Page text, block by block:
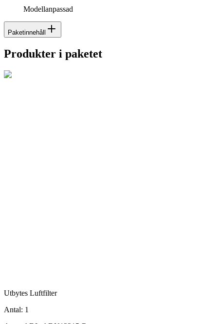
Modellanpassad
Paketinnehåll
Produkter i paketet
Utbytes Luftfilter
Antal: 1